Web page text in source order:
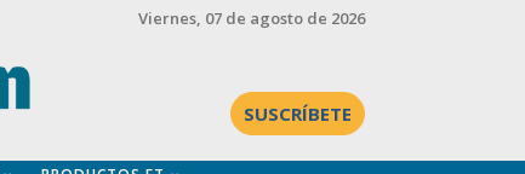
Viernes, 07 de agosto de 2026
SUSCRÍBETE